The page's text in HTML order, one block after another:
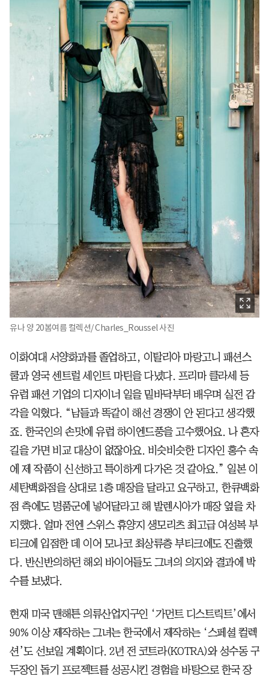
유나 양 20봄여름 컬렉션/ Charles_Roussel 사진
이화여대 서양화과를 졸업하고, 이탈리아 마랑고니 패션스
쿨과 영국 센트럴 세인트 마틴을 다녔다. 프리마 클라세 등
유럽 패션 기업의 디자이너 일을 밑바닥부터 배우며 실전 감
각을 익혔다. “남들과 똑같이 해선 경쟁이 안 된다고 생각했
죠. 한국인의 손맛에 유럽 하이엔드풍을 고수했어요. 나 혼자
길을 가면 비교 대상이 없잖아요. 비슷비슷한 디자인 홍수 속
에 제 작품이 신선하고 특이하게 다가온 것 같아요.” 일본 이
세탄백화점을 상대로 1층 매장을 달라고 요구하고, 한큐백화
점 측에도 명품군에 넣어달라고 해 발렌시아가 매장 옆을 차
지했다. 얼마 전엔 스위스 휴양지 생모리츠 최고급 여성복 부
티크에 입점한 데 이어 모나코 최상류층 부티크에도 진출했
다. 반신반의하던 해외 바이어들도 그녀의 의지와 결과에 박
수를 보냈다.
현재 미국 맨해튼 의류산업지구인 ‘가먼트 디스트릭트’에서
90% 이상 제작하는 그녀는 한국에서 제작하는 ‘스페셜 컬렉
션’도 선보일 계획이다. 2년 전 코트라(KOTRA)와 성수동 구
두장인 돕기 프로젝트를 성공시킨 경험을 바탕으로 한국 장